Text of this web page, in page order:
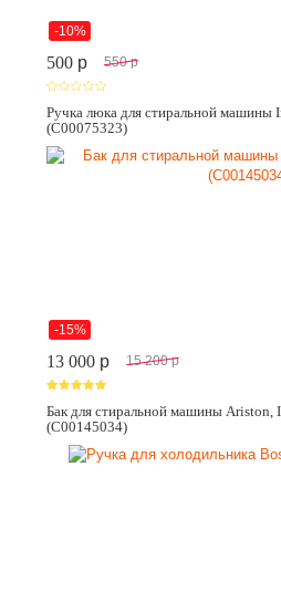
-10%
500 p 550 p
Ручка люка для стиральной машины
(C00075323)
-15%
13 000 p 15 200 p
Бак для стиральной машины Ariston,
(C00145034)